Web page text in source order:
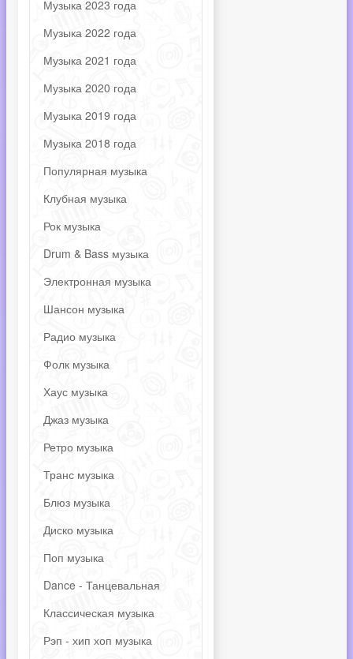
Музыка 2023 года
Музыка 2022 года
Музыка 2021 года
Музыка 2020 года
Музыка 2019 года
Музыка 2018 года
Популярная музыка
Клубная музыка
Рок музыка
Drum & Bass музыка
Электронная музыка
Шансон музыка
Радио музыка
Фолк музыка
Хаус музыка
Джаз музыка
Ретро музыка
Транс музыка
Блюз музыка
Диско музыка
Поп музыка
Dance - Танцевальная
Классическая музыка
Рэп - хип хоп музыка